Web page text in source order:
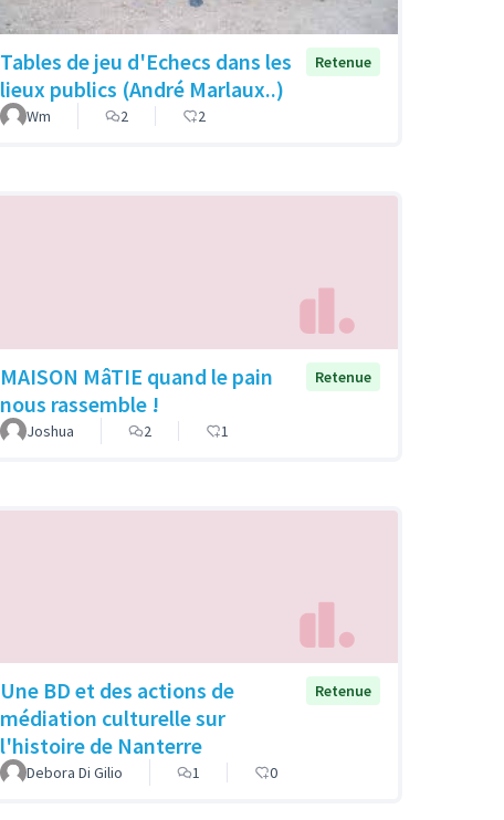
Tables de jeu d'Echecs dans les
lieux publics (André Marlaux..)
Retenue
Wm 2 2
MAISON MâTIE quand le pain
nous rassemble !
Retenue
Joshua 2 1
Une BD et des actions de
médiation culturelle sur
l'histoire de Nanterre
Retenue
Debora Di Gilio 1 0